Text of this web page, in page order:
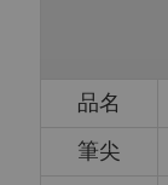
品名
筆尖